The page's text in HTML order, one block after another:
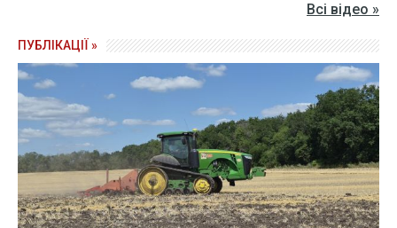
Всі відео »
ПУБЛІКАЦІЇ »